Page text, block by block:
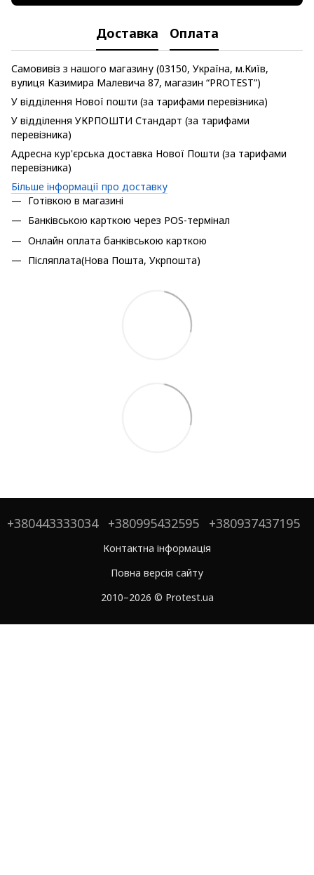
Доставка Оплата
Самовивіз з нашого магазину (03150, Україна, м.Київ,
вулиця Казимира Малевича 87, магазин “PROTEST”)
У відділення Нової пошти (за тарифами перевізника)
У відділення УКРПОШТИ Стандарт (за тарифами
перевізника)
Адресна кур'єрська доставка Нової Пошти (за тарифами
перевізника)
Більше інформації про доставку
Готівкою в магазині
Банківською карткою через POS-термінал
Онлайн оплата банківською карткою
Післяплата(Нова Пошта, Укрпошта)
+380443333034 +380995432595 +380937437195
Контактна інформація
Повна версія сайту
2010–2026 © Protest.ua